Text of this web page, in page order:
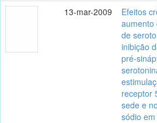
13-mar-2009
Efeitos
aumento
de
inibição
pré-
receptor
sede e
sódio